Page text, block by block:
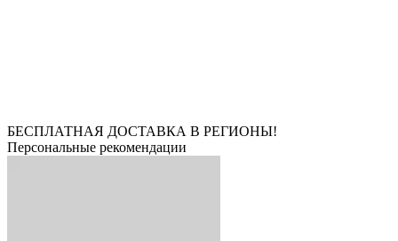
БЕСПЛАТНАЯ ДОСТАВКА В РЕГИОНЫ!
Персональные рекомендации